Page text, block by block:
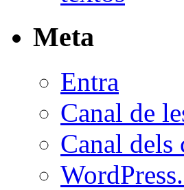
Meta
Entra
Canal de
Canal dels